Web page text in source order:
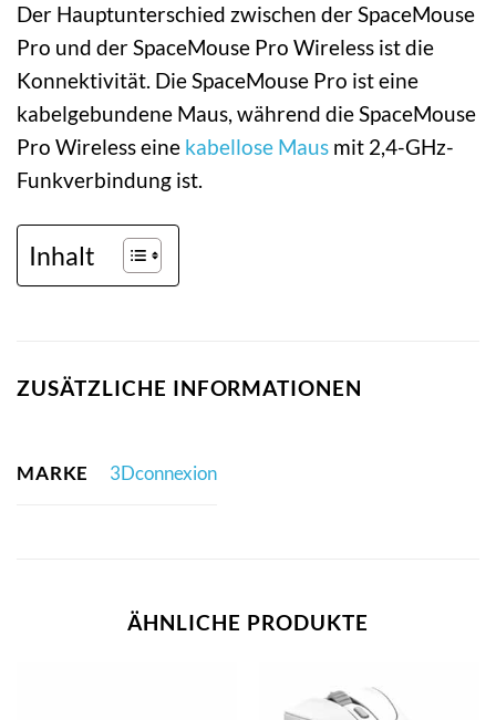
Der Hauptunterschied zwischen der SpaceMouse
Pro und der SpaceMouse Pro Wireless ist die
Konnektivität. Die SpaceMouse Pro ist eine
kabelgebundene Maus, während die SpaceMouse
Pro Wireless eine kabellose Maus mit 2,4-GHz-
Funkverbindung ist.
Inhalt
ZUSÄTZLICHE INFORMATIONEN
MARKE 3Dconnexion
ÄHNLICHE PRODUKTE